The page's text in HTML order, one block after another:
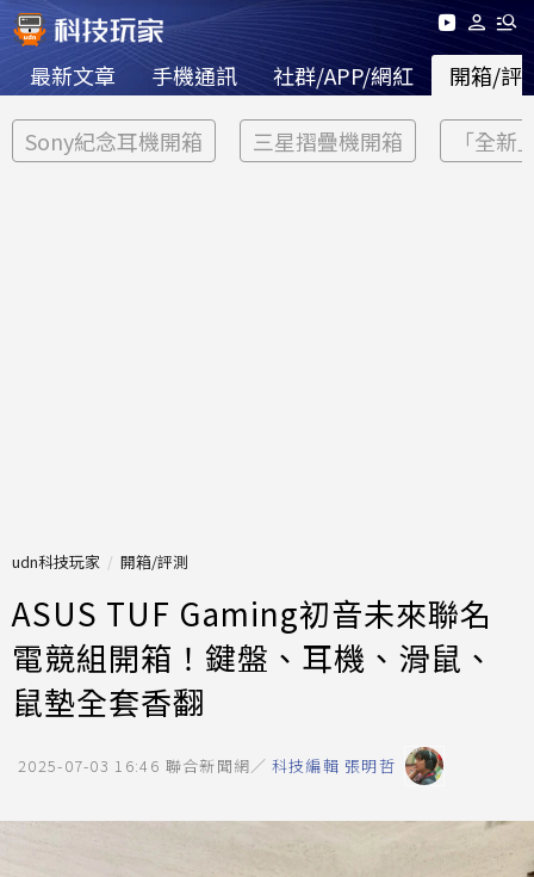
最新文章 手機通訊 社群/APP/網紅 開箱/評
Sony紀念耳機開箱 三星摺疊機開箱 「全新
udn科技玩家 開箱/評測
ASUS TUF Gaming初音未來聯名
電競組開箱！鍵盤、耳機、滑鼠、
鼠墊全套香翻
2025-07-03 16:46 聯合新聞網／ 科技編輯 張明哲